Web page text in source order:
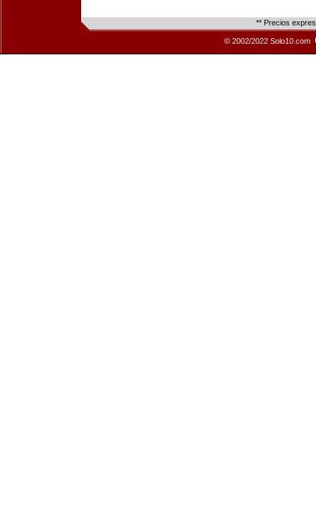
** Precios
© 2002/2022 Solo10.com